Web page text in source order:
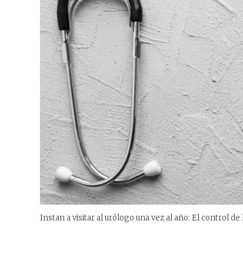
Instan a visitar al urólogo una vez al año: El control